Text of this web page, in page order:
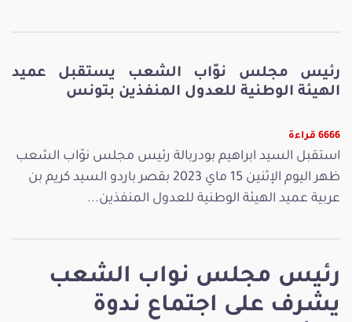
رئيس مجلس نواب الشعب
يشرف على اجتماع ندوة
رئيس مجلس نوّاب الشعب يستقبل عميد
الهيئة الوطنية للعدول المنفذين بتونس
6666 قراءة
استقبل السيد ابراهيم بودربالة رئيس مجلس نوّاب الشعب
ظهر اليوم الإثنين 15 ماي 2023 بقصر باردو السيد كريم بن
عربية عميد الهيئة الوطنية للعدول المنفذين...